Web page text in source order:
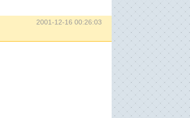
2001-12-16 00:26:03